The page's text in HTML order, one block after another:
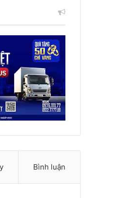
Bình luận